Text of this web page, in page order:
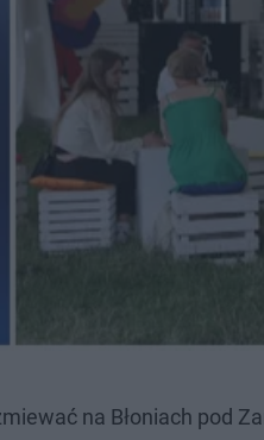
na Błoniach pod